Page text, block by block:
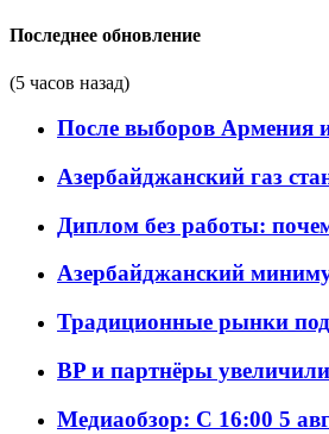
Последнее обновление
(5 часов назад)
После выборов Армения
Азербайджанский газ
Диплом без работы:
Азербайджанский
Традиционные рынки под
BP и партнёры
Медиаобзор: С 16:00 5